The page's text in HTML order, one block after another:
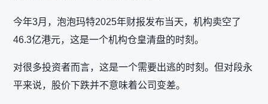
今年3月，泡泡玛特2025年财报发布当天，机构卖空了
46.3亿港元，这是一个机构仓皇清盘的时刻。
对很多投资者而言，这是一个需要出逃的时刻。但对段永
平来说，股价下跌并不意味着公司变差。